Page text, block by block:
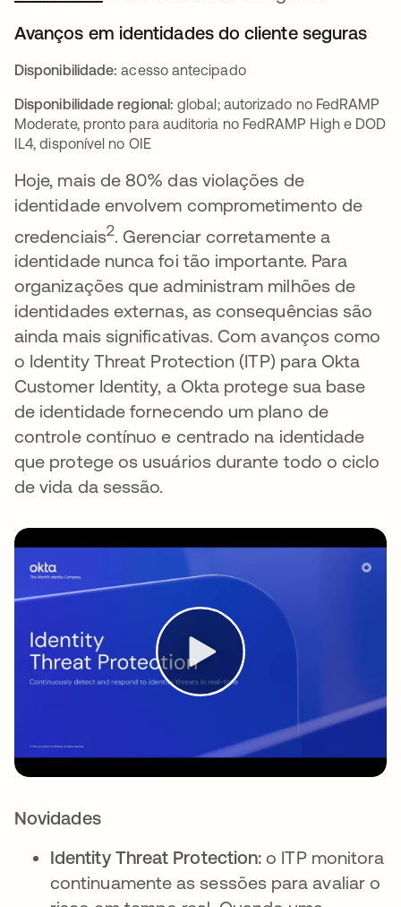
Avanços em identidades do cliente seguras
Disponibilidade: acesso antecipado
Disponibilidade regional:global; autorizado no FedRAMP
Moderate, pronto para auditoria no FedRAMP High e DOD
IL4, disponível no OIE
Hoje, mais de 80% das violações de
identidade envolvem comprometimento de
credenciais2. Gerenciar corretamente a
identidade nunca foi tão importante. Para
organizações que administram milhões de
identidades externas, as consequências são
ainda mais significativas. Com avanços como
o Identity Threat Protection (ITP) para Okta
Customer Identity, a Okta protege sua base
de identidade fornecendo um plano de
controle contínuo e centrado na identidade
que protege os usuários durante todo o ciclo
de vida da sessão.
Novidades
Identity Threat Protection:o ITP monitora
continuamente as sessões para avaliar o